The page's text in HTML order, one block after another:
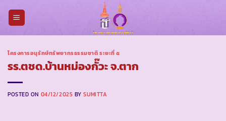
โครงการอนุรักษ์ทรัพยากรธรรมชาติ ระยะที่ ๕
รร.ตชด.บ้านหม่องกั๊วะ จ.ตาก
POSTED ON 04/12/2025 BYSUMITTA